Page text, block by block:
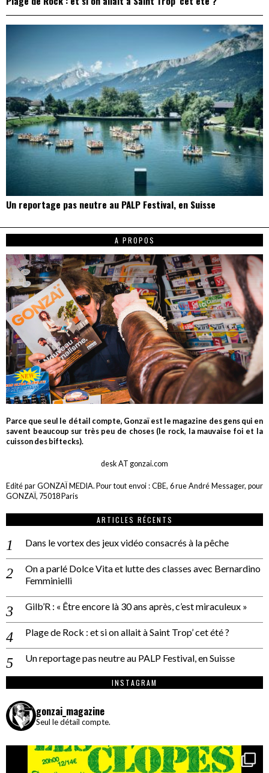
Un reportage pas neutre au PALP Festival, en Suisse
A PROPOS
Parce que seul le détail compte, Gonzaï est le magazine des gens qui en
savent beaucoup sur très peu de choses (le rock, la mauvaise foi et la
cuisson des biftecks).
desk AT gonzai.com
Edité par GONZAÏ MEDIA. Pour tout envoi : CBE, 6 rue André Messager, pour
GONZAÏ, 75018 Paris
ARTICLES RÉCENTS
Dans le vortex des jeux vidéo consacrés à la pêche
On a parlé Dolce Vita et lutte des classes avec Bernardino
Femminielli
Gilb’R : « Être encore là 30 ans après, c’est miraculeux »
Plage de Rock : et si on allait à Saint Trop’ cet été ?
Un reportage pas neutre au PALP Festival, en Suisse
INSTAGRAM
gonzai_magazine
Seul le détail compte.